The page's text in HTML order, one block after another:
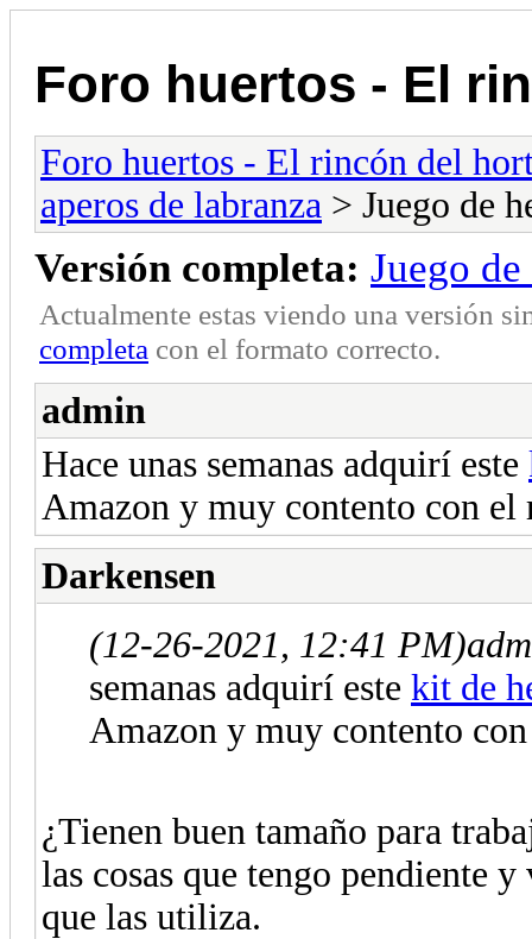
Foro huertos - El
Foro huertos - El rincón del
aperos de labranza > Juego de
Versión completa: Juego
Actualmente estas viendo una versión
completa con el formato correcto.
admin
Hace unas semanas adquirí este
Amazon y muy contento con el
Darkensen
(12-26-2021, 12:41 PM)
semanas adquirí este kit de
Amazon y muy contento
¿Tienen buen tamaño para
las cosas que tengo pendiente
que las utiliza.